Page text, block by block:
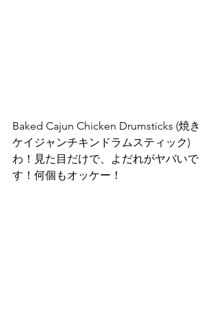
Baked Cajun Chicken Drumsticks (焼き
ケイジャンチキンドラムスティック)
わ！見た目だけで、よだれがヤバいで
す！何個もオッケー！